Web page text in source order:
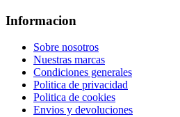
Informacion
Sobre nosotros
Nuestras marcas
Condiciones generales
Politica de privacidad
Politica de cookies
Envios y devoluciones